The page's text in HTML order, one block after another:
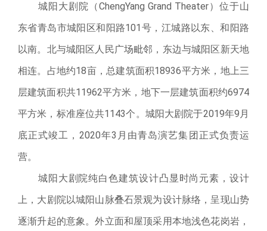
城阳大剧院（ChengYang Grand Theater）位于山
东省青岛市城阳区和阳路101号，江城路以东、和阳路
以南。北与城阳区人民广场毗邻，东边与城阳区新天地
相连。占地约18亩，总建筑面积18936平方米，地上三
层建筑面积共11962平方米，地下一层建筑面积约6974
平方米，标准座位共1143个。城阳大剧院于2019年9月
底正式竣工，2020年3月由青岛演艺集团正式负责运
营。
城阳大剧院纯白色建筑设计凸显时尚元素，设计
上，大剧院以城阳山脉叠石景观为设计脉络，呈现山势
逐渐升起的意象。外立面和屋顶采用本地浅色花岗岩，